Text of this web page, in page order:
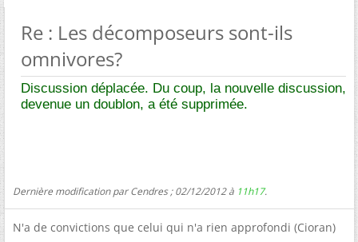
Re : Les décomposeurs sont-ils
omnivores?
Discussion déplacée. Du coup, la nouvelle discussion,
devenue un doublon, a été supprimée.
Dernière modification par Cendres ; 02/12/2012 à 11h17.
N'a de convictions que celui qui n'a rien approfondi (Cioran)